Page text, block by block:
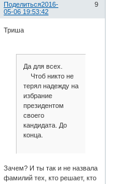
Поделиться 9
2016-
05-06 19:53:42
Триша
Да для всех.
Чтоб никто не
терял надежду на
избрание
президентом
своего
кандидата. До
конца.
Зачем? И ты так и не назвала
фамилий тех, кто решает, кто